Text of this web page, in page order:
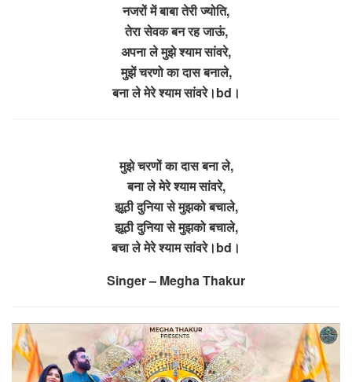
नजरों में बाबा तेरी ज्योति,
तेरा सेवक बन रह जाऊं,
अपना ले मुझे श्याम सांवरे,
मुझें चरणो का दास बनाले,
बना ले मेरे श्याम सांवरे।bd।
मुझे चरणों का दास बना ले,
बना ले मेरे श्याम सांवरे,
झूठी दुनिया से मुझको बचाले,
झूठी दुनिया से मुझको बचाले,
बचा ले मेरे श्याम सांवरे।bd।
Singer – Megha Thakur